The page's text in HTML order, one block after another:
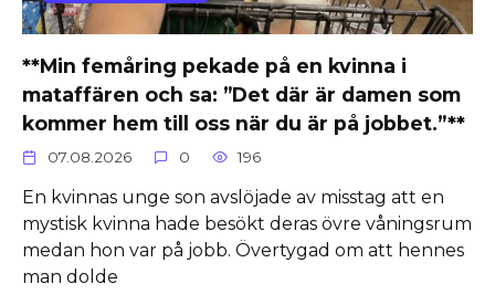
**Min femåring pekade på en kvinna i
mataffären och sa: ”Det där är damen som
kommer hem till oss när du är på jobbet.”**
07.08.2026 0 196
En kvinnas unge son avslöjade av misstag att en
mystisk kvinna hade besökt deras övre våningsrum
medan hon var på jobb. Övertygad om att hennes
man dolde